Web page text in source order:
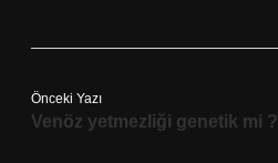
Önceki Yazı
Venöz yetmezliği genetik mi ?